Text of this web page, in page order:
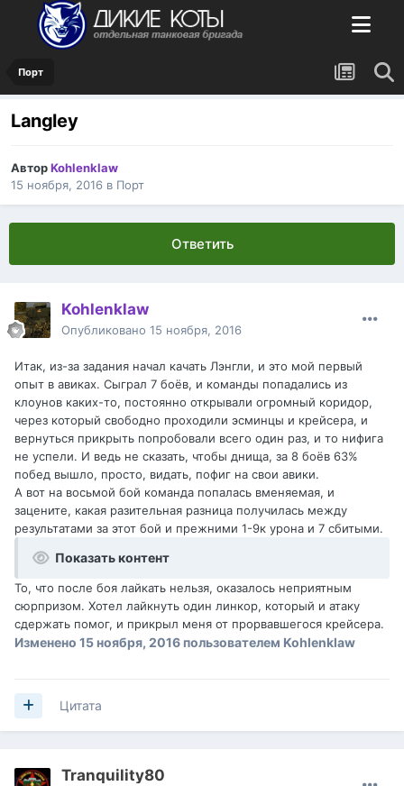
Порт
Langley
АвторKohlenklaw
15 ноября, 2016 в Порт
Ответить
Kohlenklaw
Опубликовано 15 ноября, 2016
Итак, из-за задания начал качать Лэнгли, и это мой первый
опыт в авиках. Сыграл 7 боёв, и команды попадались из
клоунов каких-то, постоянно открывали огромный коридор,
через который свободно проходили эсминцы и крейсера, и
вернуться прикрыть попробовали всего один раз, и то нифига
не успели. И ведь не сказать, чтобы днища, за 8 боёв 63%
побед вышло, просто, видать, пофиг на свои авики.
А вот на восьмой бой команда попалась вменяемая, и
зацените, какая разительная разница получилась между
результатами за этот бой и прежними 1-9к урона и 7 сбитыми.
Показать контент
То, что после боя лайкать нельзя, оказалось неприятным
сюрпризом. Хотел лайкнуть один линкор, который и атаку
сдержать помог, и прикрыл меня от прорвавшегося крейсера.
Изменено 15 ноября, 2016 пользователем Kohlenklaw
Цитата
Tranquility80